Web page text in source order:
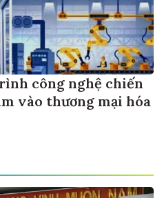
công nghệ chiến
vào thương mại hóa